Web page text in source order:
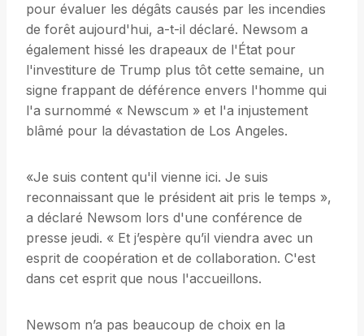
pour évaluer les dégâts causés par les incendies
de forêt aujourd'hui, a-t-il déclaré. Newsom a
également hissé les drapeaux de l'État pour
l'investiture de Trump plus tôt cette semaine, un
signe frappant de déférence envers l'homme qui
l'a surnommé « Newscum » et l'a injustement
blâmé pour la dévastation de Los Angeles.
«Je suis content qu'il vienne ici. Je suis
reconnaissant que le président ait pris le temps »,
a déclaré Newsom lors d'une conférence de
presse jeudi. « Et j’espère qu’il viendra avec un
esprit de coopération et de collaboration. C'est
dans cet esprit que nous l'accueillons.
Newsom n’a pas beaucoup de choix en la